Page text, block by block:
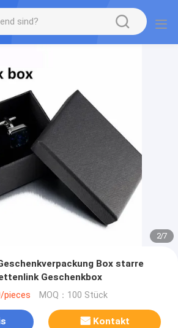
2/7
Box starre
Geschenkbox
pieces MOQ：100 Stück
Kontakt